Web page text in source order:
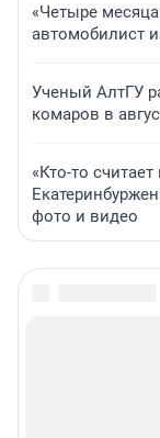
«Четыре
автомобилист
Ученый АлтГУ
комаров в
«Кто-то
фото и видео